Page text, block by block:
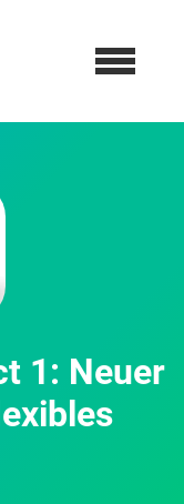
1: Neuer